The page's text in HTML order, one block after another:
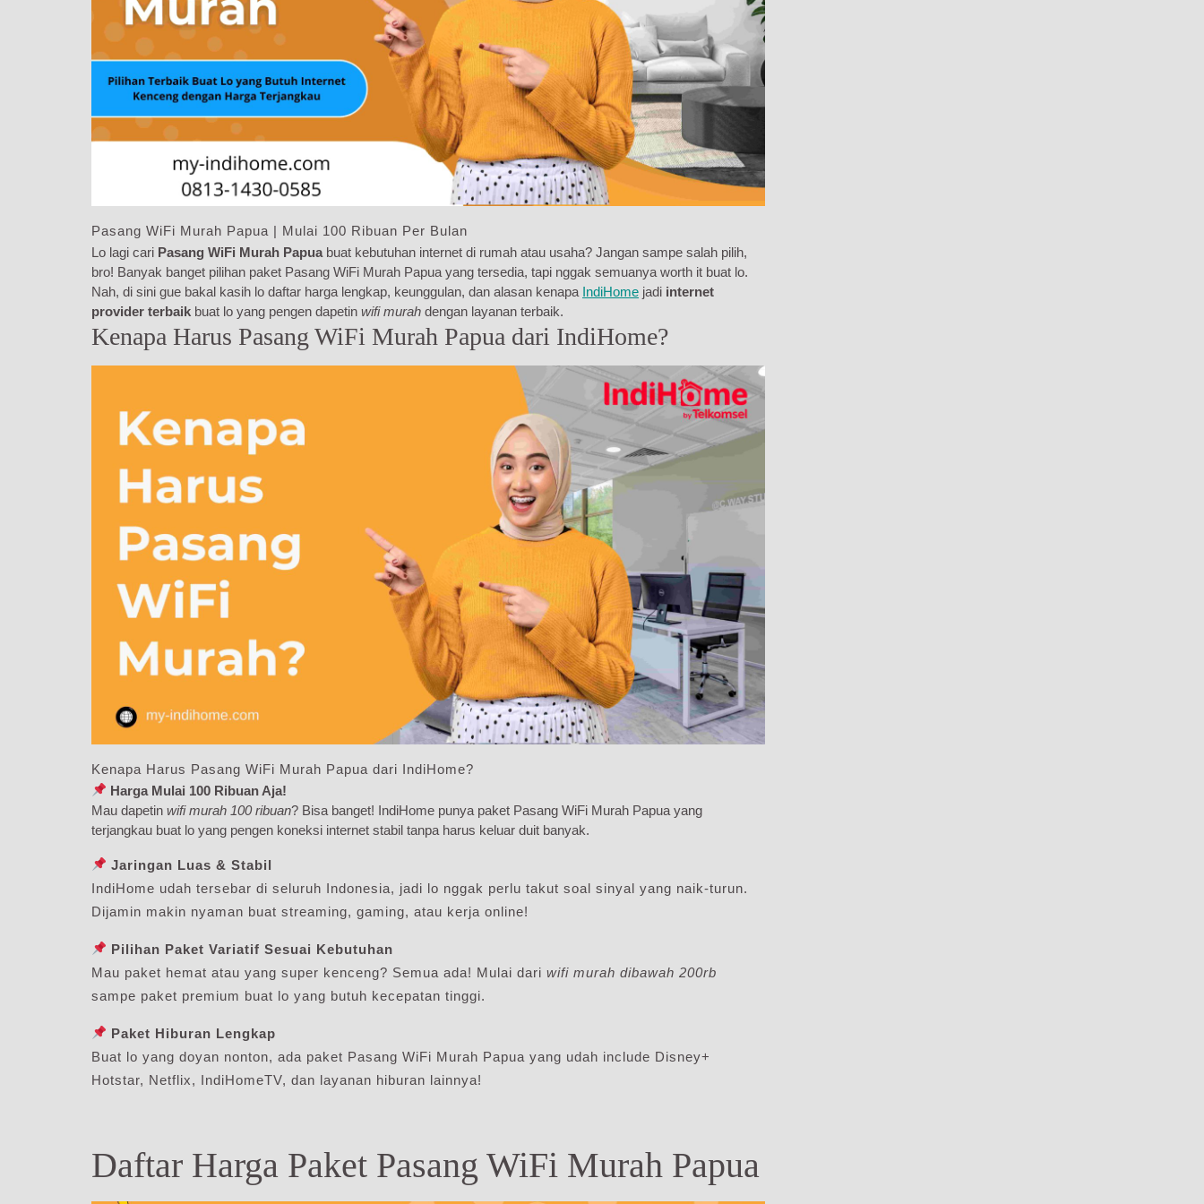
Pasang WiFi Murah Papua | Mulai 100 Ribuan Per Bulan
Lo lagi cari Pasang WiFi Murah Papua buat kebutuhan internet di rumah atau usaha? Jangan sampe salah pilih,
bro! Banyak banget pilihan paket Pasang WiFi Murah Papua yang tersedia, tapi nggak semuanya worth it buat lo.
Nah, di sini gue bakal kasih lo daftar harga lengkap, keunggulan, dan alasan kenapa IndiHome jadi internet
provider terbaik buat lo yang pengen dapetin wifi murah dengan layanan terbaik.
Kenapa Harus Pasang WiFi Murah Papua dari IndiHome?
Kenapa Harus Pasang WiFi Murah Papua dari IndiHome?
Harga Mulai 100 Ribuan Aja!
Mau dapetin wifi murah 100 ribuan? Bisa banget! IndiHome punya paket Pasang WiFi Murah Papua yang
terjangkau buat lo yang pengen koneksi internet stabil tanpa harus keluar duit banyak.
Jaringan Luas & Stabil
IndiHome udah tersebar di seluruh Indonesia, jadi lo nggak perlu takut soal sinyal yang naik-turun.
Dijamin makin nyaman buat streaming, gaming, atau kerja online!
Pilihan Paket Variatif Sesuai Kebutuhan
Mau paket hemat atau yang super kenceng? Semua ada! Mulai dari wifi murah dibawah 200rb
sampe paket premium buat lo yang butuh kecepatan tinggi.
Paket Hiburan Lengkap
Buat lo yang doyan nonton, ada paket Pasang WiFi Murah Papua yang udah include Disney+
Hotstar, Netflix, IndiHomeTV, dan layanan hiburan lainnya!
Daftar Harga Paket Pasang WiFi Murah Papua